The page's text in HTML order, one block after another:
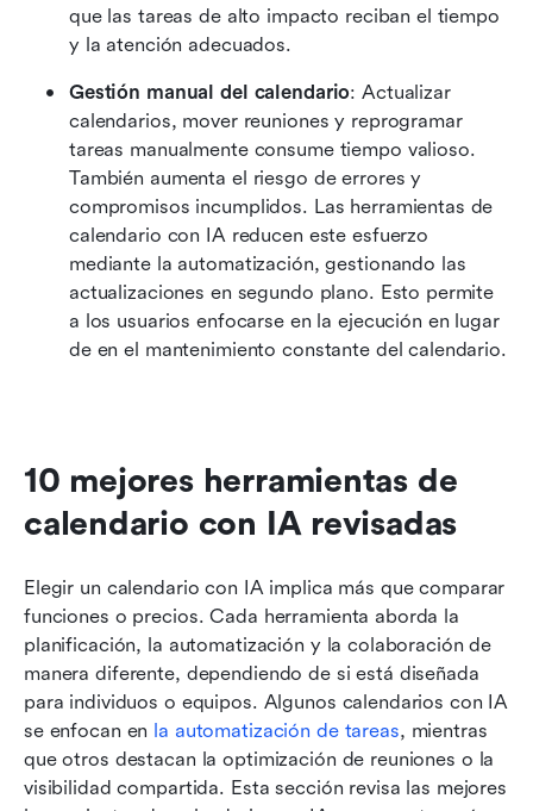
que las tareas de alto impacto reciban el tiempo
y la atención adecuados.
Gestión manual del calendario: Actualizar
calendarios, mover reuniones y reprogramar
tareas manualmente consume tiempo valioso.
También aumenta el riesgo de errores y
compromisos incumplidos. Las herramientas de
calendario con IA reducen este esfuerzo
mediante la automatización, gestionando las
actualizaciones en segundo plano. Esto permite
a los usuarios enfocarse en la ejecución en lugar
10 mejores herramientas de
calendario con IA revisadas
Elegir un calendario con IA implica más que comparar
funciones o precios. Cada herramienta aborda la
planificación, la automatización y la colaboración de
manera diferente, dependiendo de si está diseñada
para individuos o equipos. Algunos calendarios con IA
se enfocan en la automatización de tareas, mientras
que otros destacan la optimización de reuniones o la
visibilidad compartida. Esta sección revisa las mejores